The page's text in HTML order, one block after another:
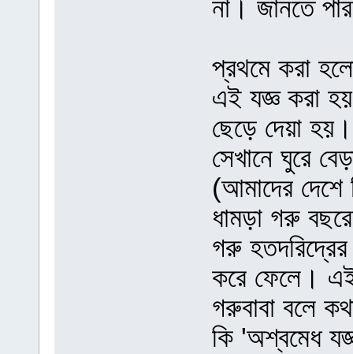
না। জানতে
প্রথমে করা
এই যজ্ঞ করা
ছেড়ে দেয়া
সেখানে ঘুরে
(আমাদের দেশে
ধামড়া গরু
গরু হতদরিদ্রের
করে ফেলে।
গরুবাবা বলে
কি 'অশ্বমেধ